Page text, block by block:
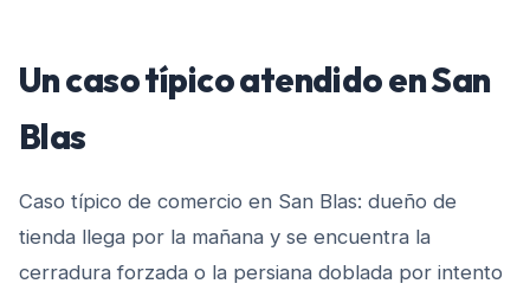
Un caso típico atendido enSan
Blas
Caso típico de comercio en San Blas: dueño de
tienda llega por la mañana y se encuentra la
cerradura forzada o la persiana doblada por intento